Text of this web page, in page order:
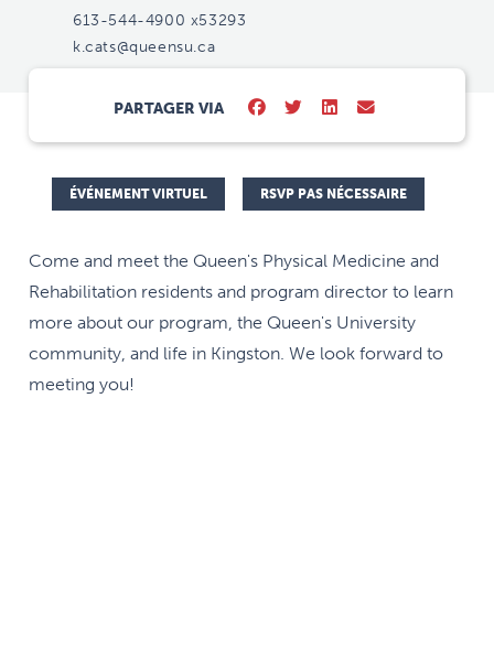
613-544-4900 x53293
k.cats@queensu.ca
PARTAGER VIA
ÉVÉNEMENT VIRTUEL RSVP PAS NÉCESSAIRE
Come and meet the Queen's Physical Medicine and
Rehabilitation residents and program director to learn
more about our program, the Queen's University
community, and life in Kingston. We look forward to
meeting you!